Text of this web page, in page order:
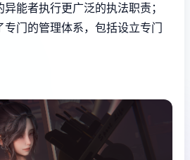
能者执行更广泛的执法职责；
门的管理体系，包括设立专门